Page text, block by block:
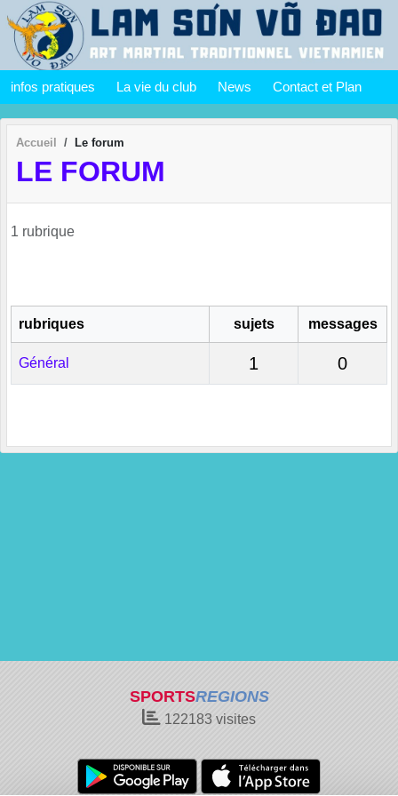
infos pratiques La vie du club News Contact et Plan
Accueil Le forum
LE FORUM
1 rubrique
rubriques sujets messages
Général 1 0
SPORTSREGIONS
122183 visites
Panneau de gestion des cookies